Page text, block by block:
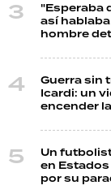
"Esperaba
así
hombre
Guerra sin
Icardi: un
encender
Un
en
por su